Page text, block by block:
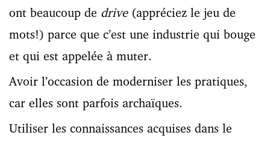
ont beaucoup de drive(appréciez le jeu de
mots!) parce que c’est une industrie qui bouge
et qui est appelée à muter.
Avoir l’occasion de moderniser les pratiques,
car elles sont parfois archaïques.
Utiliser les connaissances acquises dans le